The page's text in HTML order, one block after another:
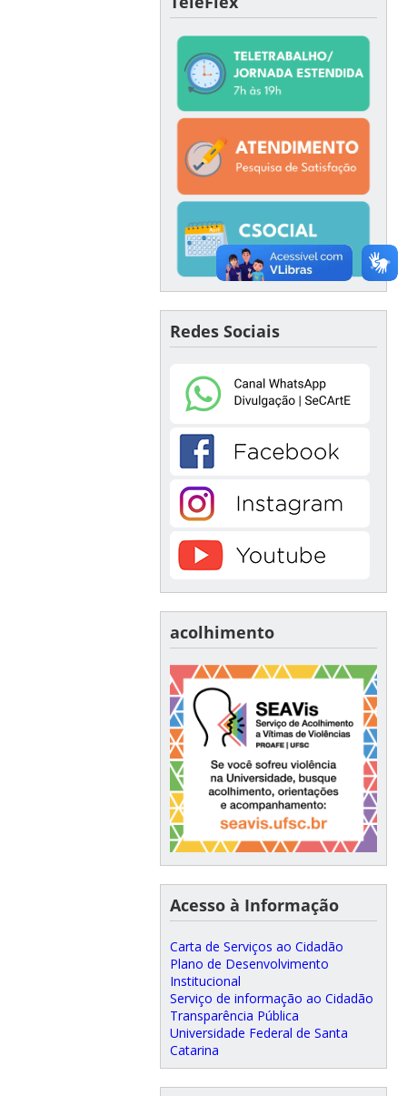
Redes Sociais
acolhimento
Acesso à Informação
Carta de Serviços ao Cidadão
Plano de Desenvolvimento
Institucional
Serviço de informação ao Cidadão
Transparência Pública
Universidade Federal de Santa
Catarina